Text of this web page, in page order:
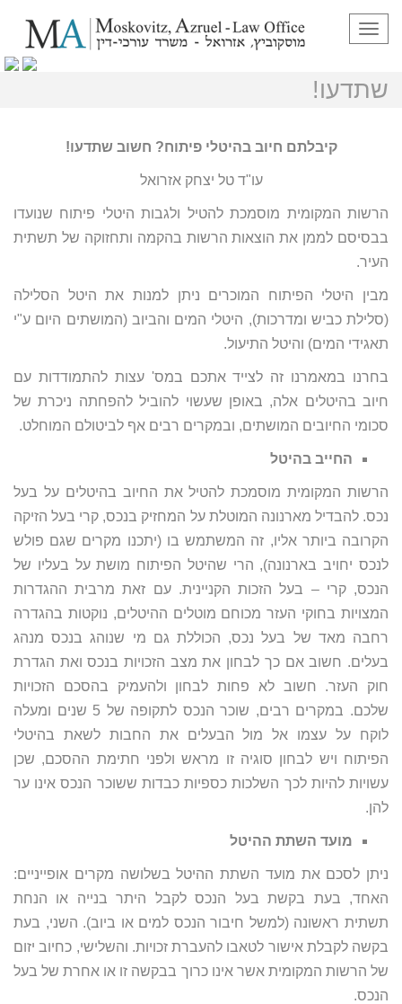
תפריט
קיבלתם חיוב בהיטלי פיתוח? חשוב
שתדעו!
קיבלתם חיוב בהיטלי פיתוח? חשוב שתדעו!
עו"ד טל יצחק אזרואל
הרשות המקומית מוסמכת להטיל ולגבות היטלי פיתוח שנועדו
בבסיסם לממן את הוצאות הרשות בהקמה ותחזוקה של תשתית
העיר.
מבין היטלי הפיתוח המוכרים ניתן למנות את היטל הסלילה
(סלילת כביש ומדרכות), היטלי המים והביוב (המושתים היום ע"י
תאגידי המים) והיטל התיעול.
בחרנו במאמרנו זה לצייד אתכם במס' עצות להתמודדות עם
חיוב בהיטלים אלה, באופן שעשוי להוביל להפחתה ניכרת של
סכומי החיובים המושתים, ובמקרים רבים אף לביטולם המוחלט.
החייב בהיטל
הרשות המקומית מוסמכת להטיל את החיוב בהיטלים על בעל
נכס. להבדיל מארנונה המוטלת על המחזיק בנכס, קרי בעל הזיקה
הקרובה ביותר אליו, זה המשתמש בו (יתכנו מקרים שגם פולש
לנכס יחויב בארנונה), הרי שהיטל הפיתוח מושת על בעליו של
הנכס, קרי – בעל הזכות הקניינית. עם זאת מרבית ההגדרות
המצויות בחוקי העזר מכוחם מוטלים ההיטלים, נוקטות בהגדרה
רחבה מאד של בעל נכס, הכוללת גם מי שנוהג בנכס מנהג
בעלים. חשוב אם כך לבחון את מצב הזכויות בנכס ואת הגדרת
חוק העזר. חשוב לא פחות לבחון ולהעמיק בהסכם הזכויות
שלכם. במקרים רבים, שוכר הנכס לתקופה של 5 שנים ומעלה
לוקח על עצמו אל מול הבעלים את החבות לשאת בהיטלי
הפיתוח ויש לבחון סוגיה זו מראש ולפני חתימת ההסכם, שכן
עשויות להיות לכך השלכות כספיות כבדות ששוכר הנכס אינו ער
להן.
מועד השתת ההיטל
ניתן לסכם את מועד השתת ההיטל בשלושה מקרים אופייניים:
האחד, בעת בקשת בעל הנכס לקבל היתר בנייה או הנחת
תשתית ראשונה (למשל חיבור הנכס למים או ביוב). השני, בעת
בקשה לקבלת אישור לטאבו להעברת זכויות. והשלישי, כחיוב יזום
של הרשות המקומית אשר אינו כרוך בבקשה זו או אחרת של בעל
הנכס.